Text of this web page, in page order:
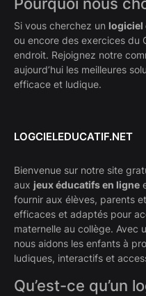
Pourquoi nous
Si vous cherchez un logiciel
ou encore des exercices du
endroit. Rejoignez notre
aujourd’hui les meilleures
efficace et ludique.
LOGCIELEDUCATIF.NET
Bienvenue sur notre site
aux jeux éducatifs en ligne
fournir aux élèves, parents
efficaces et adaptés pour
maternelle au collège. Avec
nous aidons les enfants à
ludiques, interactifs et
Qu’est-ce qu’un